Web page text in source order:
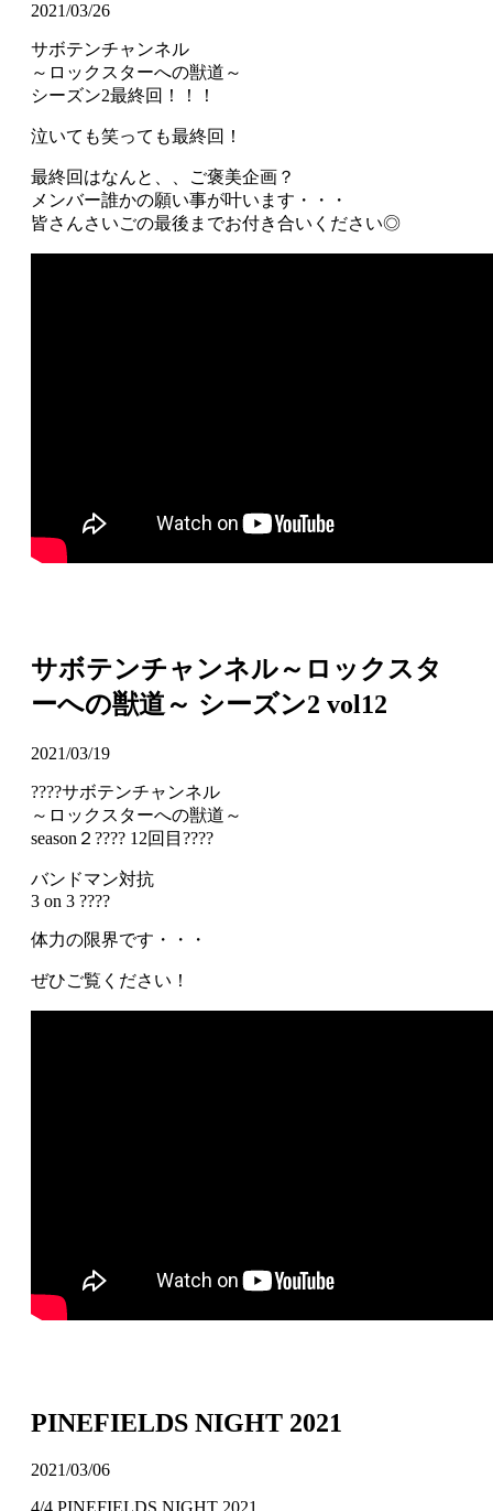
2021/03/26
サボテンチャンネル
～ロックスターへの獣道～
シーズン2最終回！！！
泣いても笑っても最終回！
最終回はなんと、、ご褒美企画？
メンバー誰かの願い事が叶います・・・
皆さんさいごの最後までお付き合いください◎
サボテンチャンネル～ロックスタ
ーへの獣道～ シーズン2 vol12
2021/03/19
????サボテンチャンネル
～ロックスターへの獣道～
season２???? 12回目????
バンドマン対抗
3 on 3 ????
体力の限界です・・・
ぜひご覧ください！
PINEFIELDS NIGHT 2021
2021/03/06
4/4 PINEFIELDS NIGHT 2021